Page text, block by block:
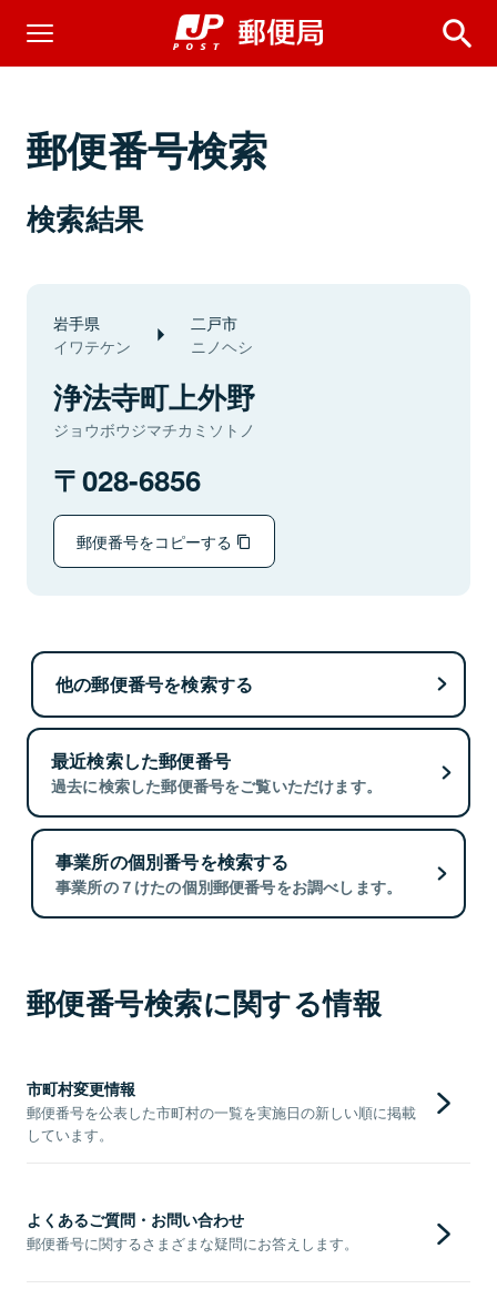
郵便番号検索
検索結果
岩手県
イワテケン
二戸市
ニノヘシ
浄法寺町上外野
ジョウボウジマチカミソトノ
028-6856
郵便番号をコピーする
他の郵便番号を検索する
最近検索した郵便番号
過去に検索した郵便番号をご覧いただけます。
事業所の個別番号を検索する
事業所の７けたの個別郵便番号をお調べします。
郵便番号検索に関する情報
市町村変更情報
郵便番号を公表した市町村の一覧を実施日の新しい順に掲載
しています。
よくあるご質問・お問い合わせ
郵便番号に関するさまざまな疑問にお答えします。